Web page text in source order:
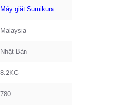
Máy giặt Sumikura
Malaysia
Nhật Bản
8.2KG
780